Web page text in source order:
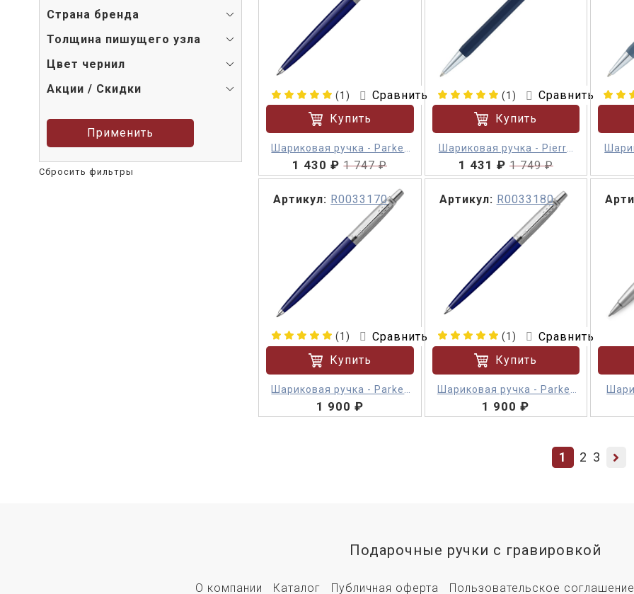
Страна бренда
Толщина пишущего узла
Цвет чернил
Акции / Скидки
Применить
Сбросить фильтры
(1)
Сравнить
Купить
Шариковая ручка - Parker
Jotter M
1 430 ₽1 747 ₽
(1)
Сравнить
Купить
Шариковая ручка - Pierre
Cardin Prizma
1 431 ₽ 1 749 ₽
Артикул: R0033170
(1)
Сравнить
Купить
Шариковая ручка - Parker
Jotter M
1 900 ₽
Артикул: R0033180
(1)
Сравнить
Купить
Шариковая ручка - Parker
Jotter M
1 900 ₽
1 2 3
Подарочные ручки с гравировкой
О компании Каталог Публичная оферта Пользовательское соглашение